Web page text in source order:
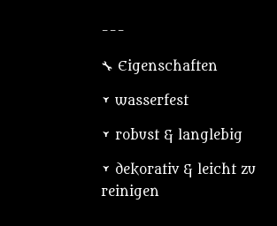
---
🔧 Eigenschaften
• wasserfest
• robust & langlebig
• dekorativ & leicht zu
reinigen